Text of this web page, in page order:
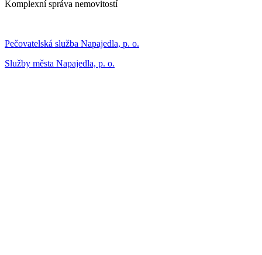
Komplexní správa nemovitostí
Pečovatelská služba Napajedla, p. o.
Služby města Napajedla, p. o.